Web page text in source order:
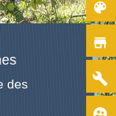
des
color_lens
store
build